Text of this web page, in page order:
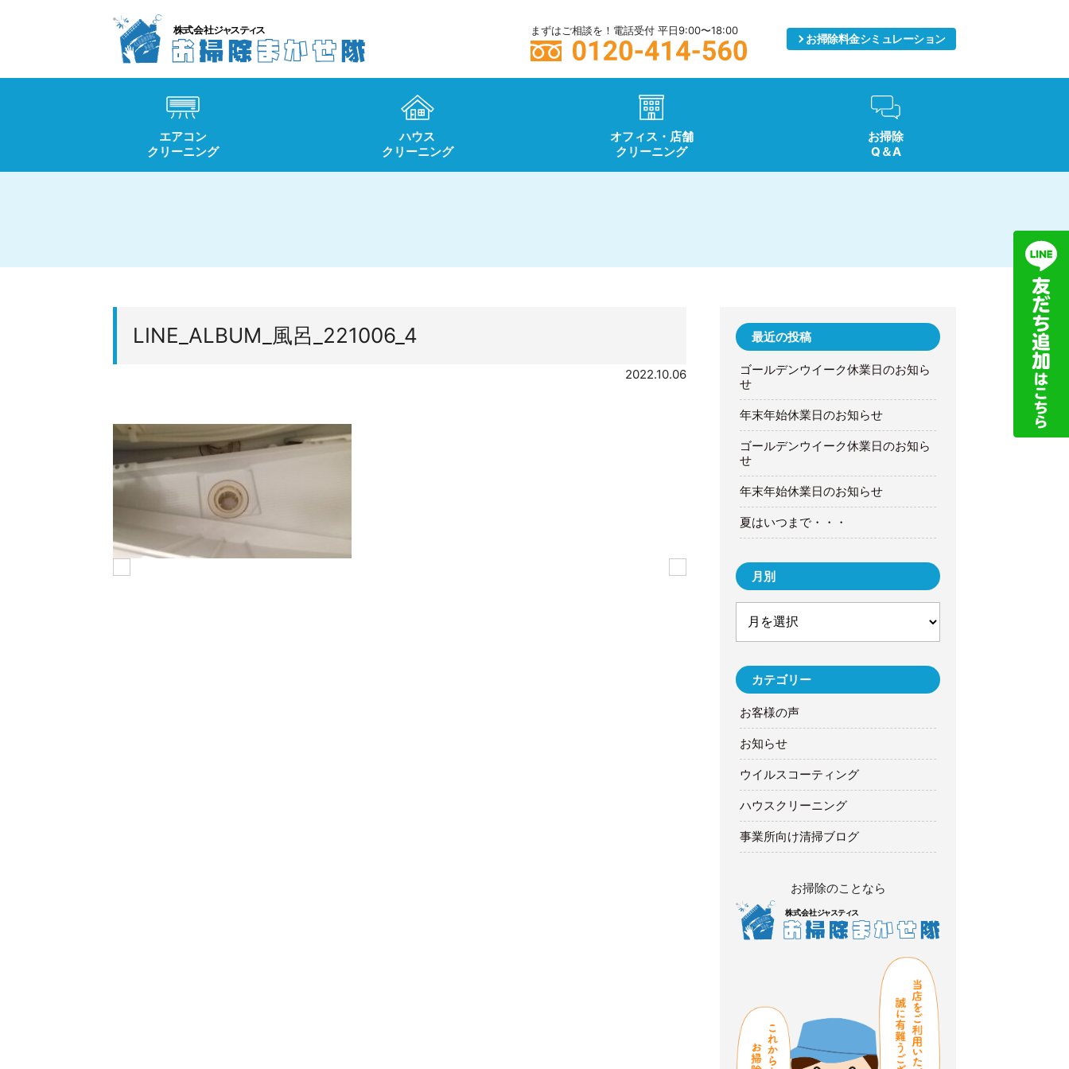
まずはご相談を！電話受付 平日9:00〜18:00
お掃除料金シミュレーション
エアコン
クリーニング
ハウス
クリーニング
オフィス・店舗
クリーニング
お掃除
Q＆A
LINE_ALBUM_風呂_221006_4
2022.10.06
最近の投稿
ゴールデンウイーク休業日のお知ら
せ
年末年始休業日のお知らせ
ゴールデンウイーク休業日のお知ら
せ
年末年始休業日のお知らせ
夏はいつまで・・・
月別
カテゴリー
お客様の声
お知らせ
ウイルスコーティング
ハウスクリーニング
事業所向け清掃ブログ
お掃除のことなら